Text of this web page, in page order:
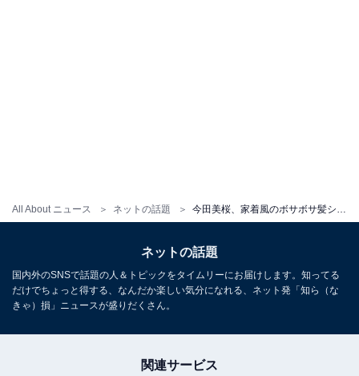
All About ニュース ネットの話題 今田美桜、家着風のボサボサ髪ショットが話題に！ 「女でも惚れてる」「あの、好きです。」
ネットの話題
国内外のSNSで話題の人＆トピックをタイムリーにお届けします。知ってる
だけでちょっと得する、なんだか楽しい気分になれる、ネット発「知ら（な
きゃ）損」ニュースが盛りだくさん。
関連サービス